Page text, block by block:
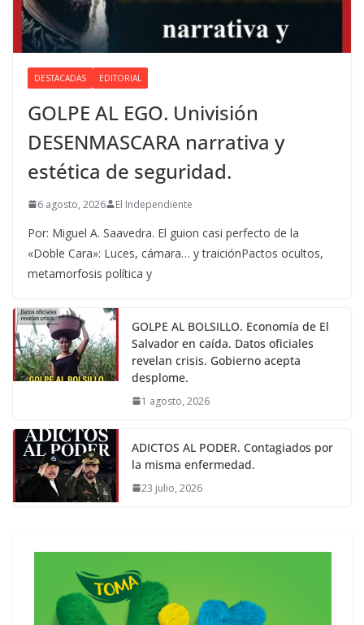
DESTACADAS EDITORIAL
GOLPE AL EGO. Univisión
DESENMASCARA narrativa y
estética de seguridad.
6 agosto, 2026 El Independiente
Por: Miguel A. Saavedra. El guion casi perfecto de la
«Doble Cara»: Luces, cámara… y traiciónPactos ocultos,
metamorfosis política y
GOLPE AL BOLSILLO. Economía de El
Salvador en caída. Datos oficiales
revelan crisis. Gobierno acepta
desplome.
1 agosto, 2026
ADICTOS AL PODER. Contagiados por
la misma enfermedad.
23 julio, 2026